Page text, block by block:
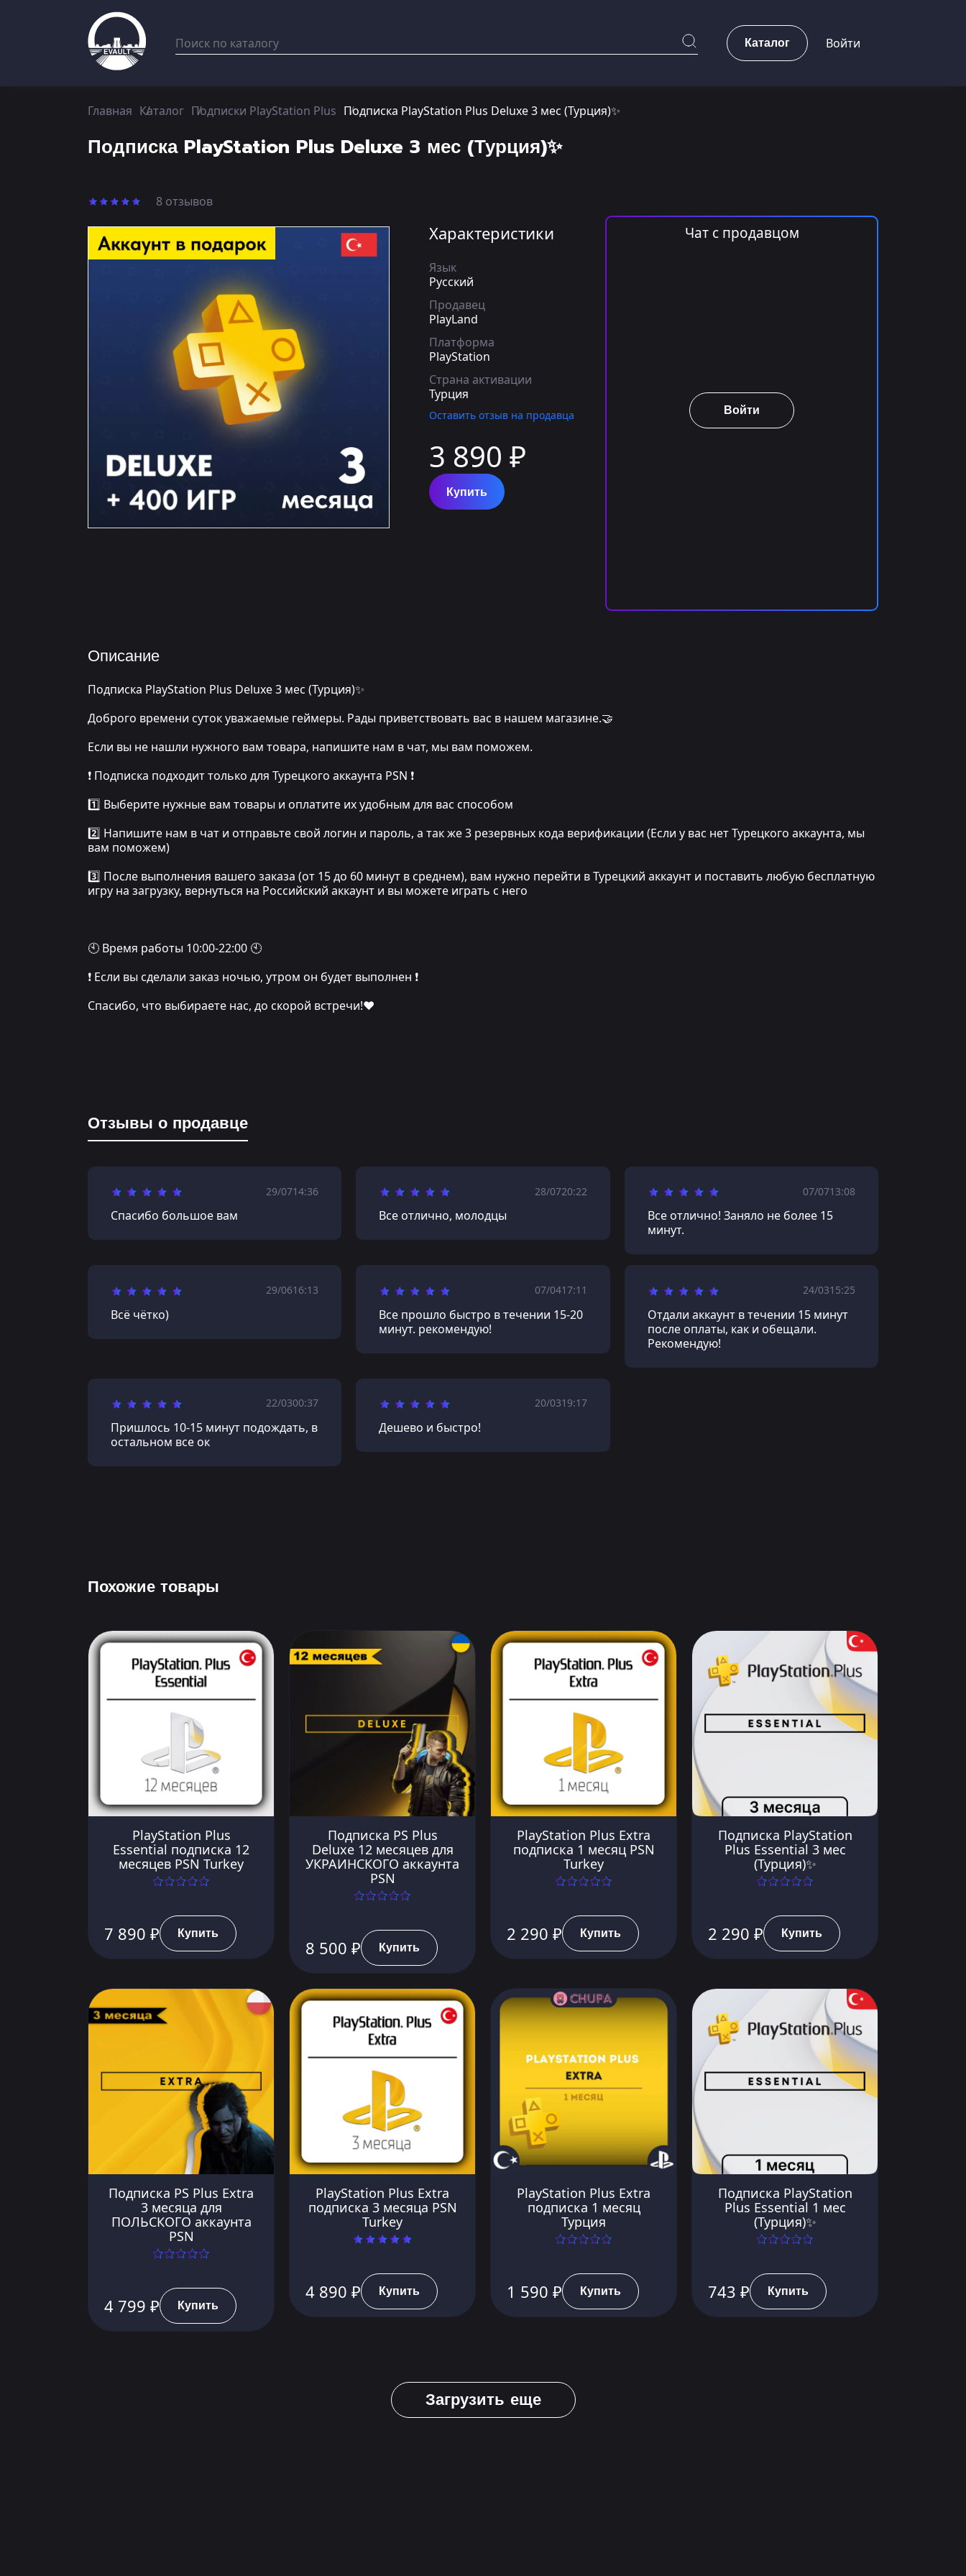
Каталог Войти
Главная Каталог Подписки PlayStation Plus Подписка PlayStation Plus Deluxe 3 мес (Турция)✨
Подписка PlayStation Plus Deluxe 3 мес (Турция)✨
8 отзывов
Характеристики
Язык
Русский
Продавец
PlayLand
Платформа
PlayStation
Страна активации
Турция
Оставить отзыв на продавца
3 890 ₽
Купить
Чат с продавцом
Войти
Описание
Подписка PlayStation Plus Deluxe 3 мес (Турция)✨
Доброго времени суток уважаемые геймеры. Рады приветствовать вас в нашем магазине.🤝
Если вы не нашли нужного вам товара, напишите нам в чат, мы вам поможем.
❗️ Подписка подходит только для Турецкого аккаунта PSN ❗️
1️⃣ Выберите нужные вам товары и оплатите их удобным для вас способом
2️⃣ Напишите нам в чат и отправьте свой логин и пароль, а так же 3 резервных кода верификации (Если у вас нет Турецкого аккаунта, мы
вам поможем)
3️⃣ После выполнения вашего заказа (от 15 до 60 минут в среднем), вам нужно перейти в Турецкий аккаунт и поставить любую бесплатную
игру на загрузку, вернуться на Российский аккаунт и вы можете играть с него
🕙 Время работы 10:00-22:00 🕙
❗️ Если вы сделали заказ ночью, утром он будет выполнен ❗️
Спасибо, что выбираете нас, до скорой встречи!❤️
Отзывы о продавце
29/0714:36
Спасибо большое вам
28/0720:22
Все отлично, молодцы
07/0713:08
Все отлично! Заняло не более 15
минут.
29/0616:13
Всё чётко)
07/0417:11
Все прошло быстро в течении 15-20
минут. рекомендую!
24/0315:25
Отдали аккаунт в течении 15 минут
после оплаты, как и обещали.
Рекомендую!
22/0300:37
Пришлось 10-15 минут подождать, в
остальном все ок
20/0319:17
Дешево и быстро!
Похожие товары
PlayStation Plus
Essential подписка 12
месяцев PSN Turkey
7 890 ₽ Купить
Подписка PS Plus
Deluxe 12 месяцев для
УКРАИНСКОГО аккаунта
PSN
8 500 ₽ Купить
PlayStation Plus Extra
подписка 1 месяц PSN
Turkey
2 290 ₽ Купить
Подписка PlayStation
Plus Essential 3 мес
(Турция)✨
2 290 ₽ Купить
Подписка PS Plus Extra
3 месяца для
ПОЛЬСКОГО аккаунта
PSN
4 799 ₽ Купить
PlayStation Plus Extra
подписка 3 месяца PSN
Turkey
4 890 ₽ Купить
PlayStation Plus Extra
подписка 1 месяц
Турция
1 590 ₽ Купить
Подписка PlayStation
Plus Essential 1 мес
(Турция)✨
743 ₽ Купить
Загрузить еще